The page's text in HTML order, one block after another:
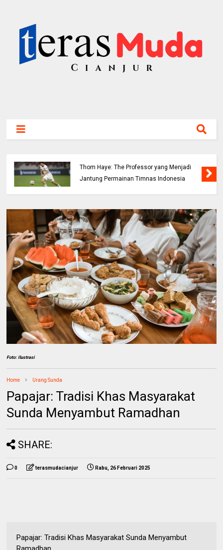
Thom Haye: The Professor yang Menjadi
Jantung Permainan Timnas Indonesia
Foto: Ilustrasi
Home Urang Sunda
Papajar: Tradisi Khas Masyarakat
Sunda Menyambut Ramadhan
SHARE:
0 terasmudacianjur Rabu, 26 Februari 2025
Papajar: Tradisi Khas Masyarakat Sunda Menyambut